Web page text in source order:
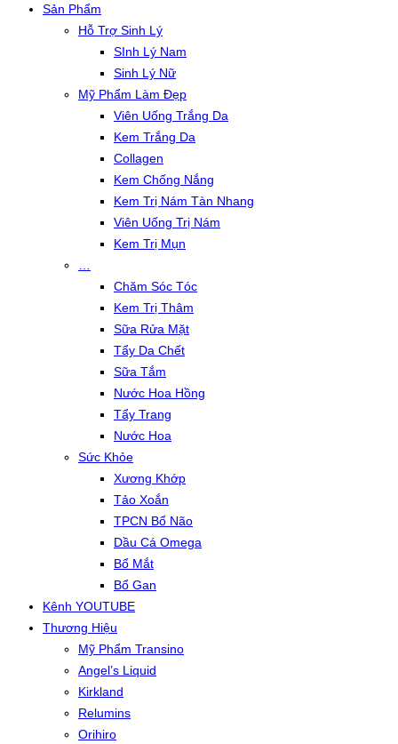
Sản Phẩm
Hỗ Trợ Sinh Lý
SInh Lý Nam
Sinh Lý Nữ
Mỹ Phẩm Làm Đẹp
Viên Uống Trắng Da
Kem Trắng Da
Collagen
Kem Chống Nắng
Kem Trị Nám Tàn Nhang
Viên Uống Trị Nám
Kem Trị Mụn
Chăm Sóc Tóc
Kem Trị Thâm
Sữa Rửa Mặt
Tẩy Da Chết
Sữa Tắm
Nước Hoa Hồng
Tẩy Trang
Nước Hoa
Sức Khỏe
Xương Khớp
Tảo Xoắn
TPCN Bổ Não
Dầu Cá Omega
Bổ Mắt
Bổ Gan
Kênh YOUTUBE
Thương Hiệu
Mỹ Phẩm Transino
Angel’s Liquid
Kirkland
Relumins
Orihiro